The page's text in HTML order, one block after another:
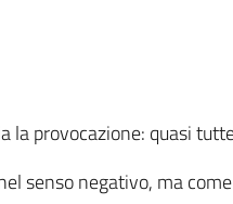
la provocazione: quasi
senso negativo, ma